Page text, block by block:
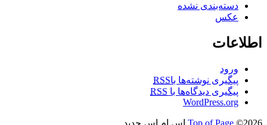
دسته‌بندی نشده
عکس
اطلاعات
ورود
پیگیری نوشته‌ها باRSS
پیگیری دیدگاه‌ها با RSS
WordPress.org
Top of Page ©2026 اس ام اس جدید